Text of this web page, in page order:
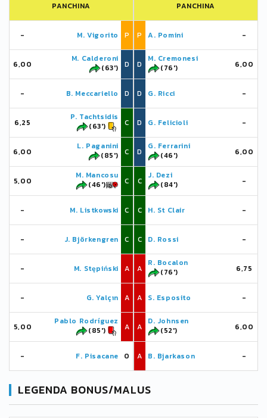
PANCHINA
- M. Vigorito P
6,00
M. Calderoni
(63')
D
- B. Meccariello D
6,25
P. Tachtsidis
(63')
C
6,00
L. Paganini
(85')
C
5,00
M. Mancosu
(46')
C
- M. Listkowski C
- J. Björkengren C
- M. Stępiński A
- G. Yalçın A
5,00
Pablo Rodríguez
(85')
A
- F. Pisacane 0
PANCHINA
P A. Pomini -
D
M. Cremonesi
(76')
6,00
D G. Ricci -
D G. Felicioli -
D
G. Ferrarini
(46')
6,00
C
J. Dezi
(84')
-
C H. St Clair -
C D. Rossi -
A
R. Bocalon
(76')
6,75
A S. Esposito -
A
D. Johnsen
(52')
6,00
A B. Bjarkason -
LEGENDA BONUS/MALUS